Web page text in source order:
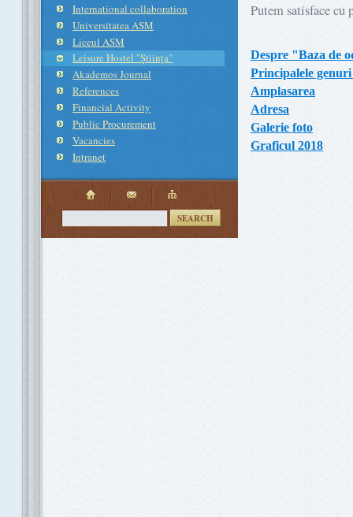
International collaboration
Universitatea ASM
Liceul ASM
Leisure Hostel "Ştiinţa"
Akademos Journal
References
Financial Activity
Public Procurement
Vacancies
Intranet
SEARCH
Putem satisface
Despre "Baza de
Principalele
Amplasarea
Adresa
Galerie foto
Graficul 2018